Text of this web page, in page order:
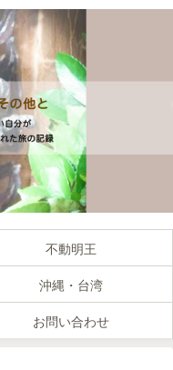
不動明王
沖縄・台湾
お問い合わせ